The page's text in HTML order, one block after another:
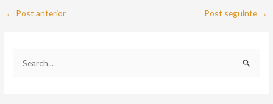
← Post anterior Post seguinte →